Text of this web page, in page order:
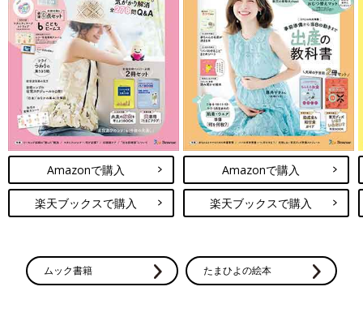
Amazonで購入
楽天ブックスで購入
Amazonで購入
楽天ブックスで購入
ムック書籍 たまひよの絵本